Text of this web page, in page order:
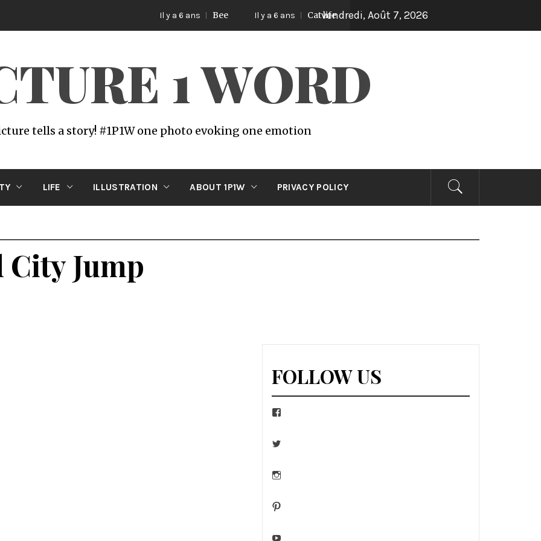
Il y a 6 ans Bee Il y a 6 ans Cat life Il y a 6 ans Lights
vendredi, Août 7, 2026
1 WORD
tells a story! #1P1W one photo evoking one emotion
LIFE ILLUSTRATION ABOUT 1P1W PRIVACY POLICY
City Jump
FOLLOW US
Facebook
Twitter
Instagram
Pinterest
YouTube